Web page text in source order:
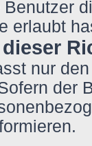
erlaubt
nur
der